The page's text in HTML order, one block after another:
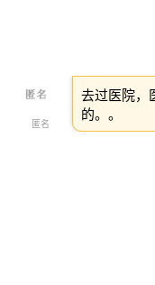
匿名
去过医院，
的。。